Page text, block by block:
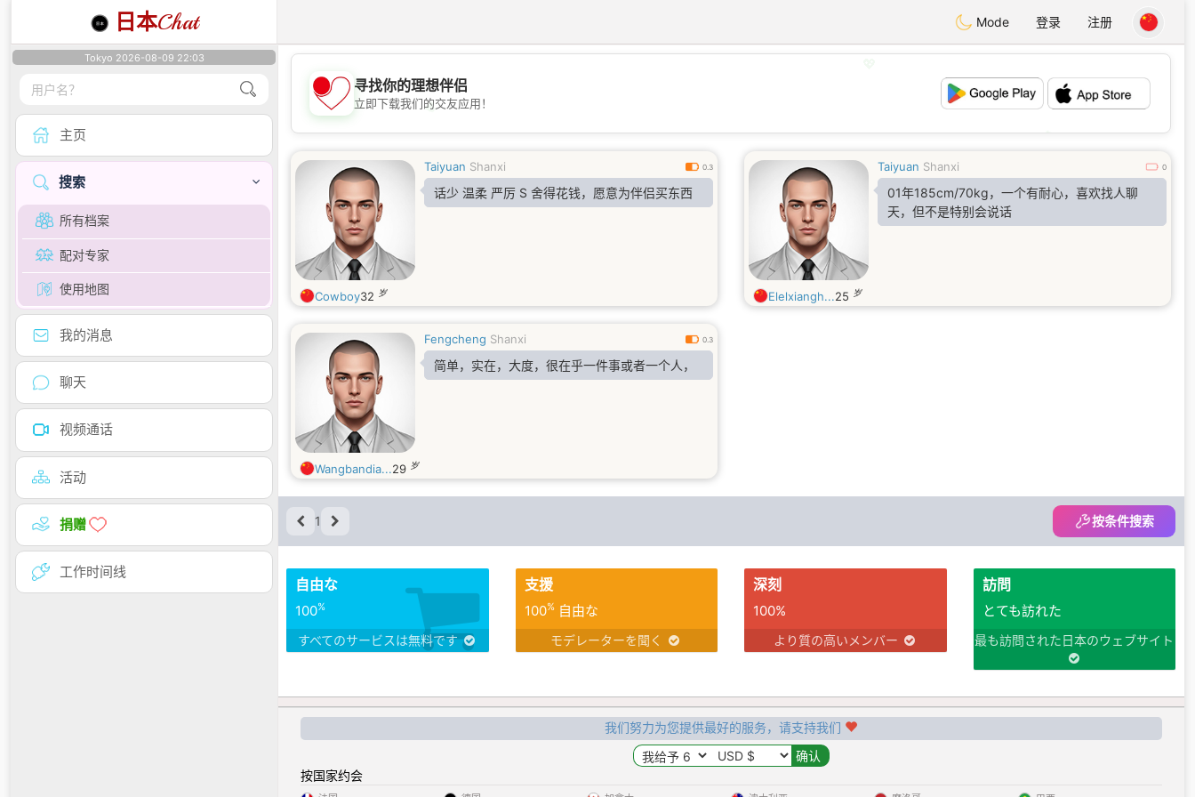
日本Chat Mode 登录 注册
Tokyo 2026-08-09 22:03
主页
搜索
所有档案
配对专家
使用地图
我的消息
聊天
视频通话
活动
捐赠
工作时间线
💖
💕
寻找你的理想伴侣
立即下载我们的交友应用！
Taiyuan Shanxi 0.3
话少 温柔 严厉 S 舍得花钱，愿意为伴侣买东西
Cowboy32 岁
Taiyuan Shanxi 0
01年185cm/70kg，一个有耐心，喜欢找人聊
天，但不是特别会说话
Elelxiangh...25 岁
Fengcheng Shanxi 0.3
简单，实在，大度，很在乎一件事或者一个人，
Wangbandia...29 岁
1 按条件搜索
自由な
100%
すべてのサービスは無料です
支援
100%自由な
モデレーターを聞く
深刻
100%
より質の高いメンバー
訪問
とても訪れた
最も訪問された日本のウェブサイト
我们努力为您提供最好的服务，请支持我们
按国家约会